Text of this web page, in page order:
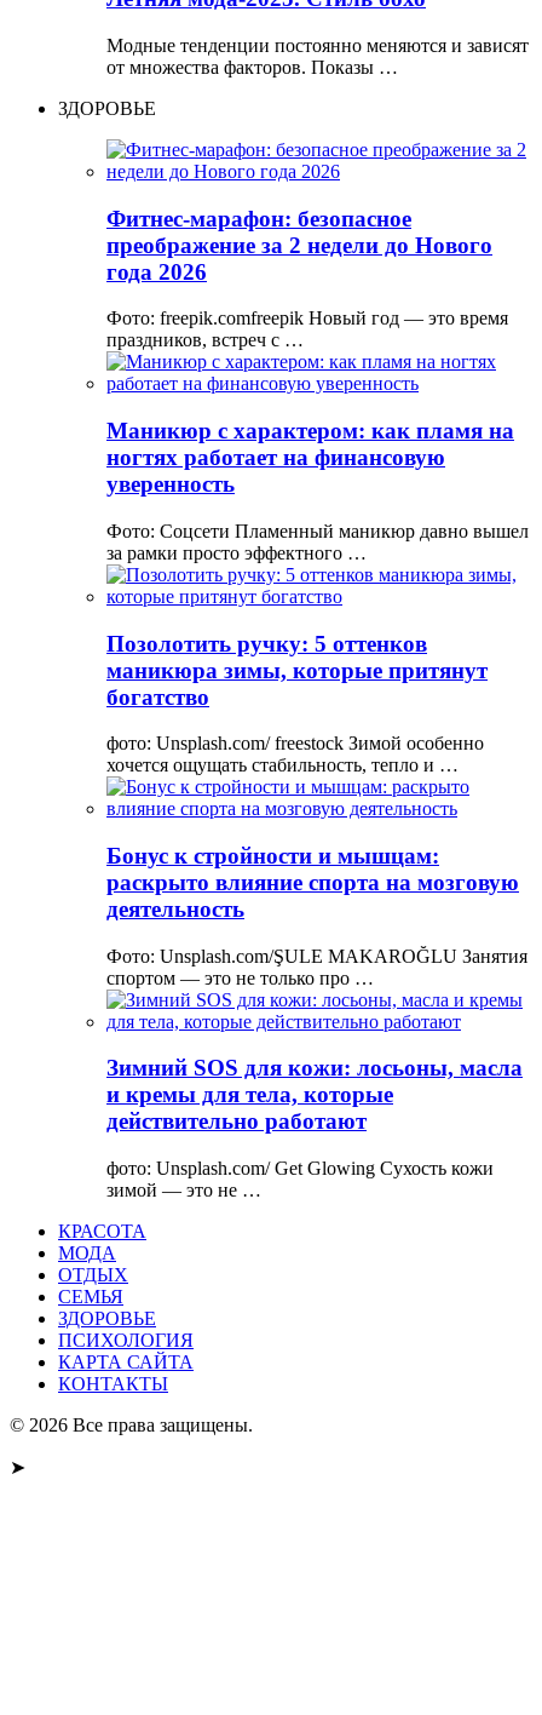
Модные тенденции постоянно меняются и зависят
от множества факторов. Показы …
ЗДОРОВЬЕ
Фитнес-марафон: безопасное
преображение за 2 недели до Нового
года 2026
Фото: freepik.comfreepik Новый год — это время
праздников, встреч с …
Маникюр с характером: как пламя на
ногтях работает на финансовую
уверенность
Фото: Соцсети Пламенный маникюр давно вышел
за рамки просто эффектного …
Позолотить ручку: 5 оттенков
маникюра зимы, которые притянут
богатство
фото: Unsplash.com/ freestock Зимой особенно
хочется ощущать стабильность, тепло и …
Бонус к стройности и мышцам:
раскрыто влияние спорта на мозговую
деятельность
Фото: Unsplash.com/ŞULE MAKAROĞLU Занятия
спортом — это не только про …
Зимний SOS для кожи: лосьоны, масла
и кремы для тела, которые
действительно работают
фото: Unsplash.com/ Get Glowing Сухость кожи
зимой — это не …
КРАСОТА
МОДА
ОТДЫХ
СЕМЬЯ
ЗДОРОВЬЕ
ПСИХОЛОГИЯ
КАРТА САЙТА
КОНТАКТЫ
© 2026 Все права защищены.
➤